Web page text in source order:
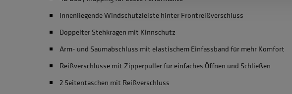
Innenliegende Windschutzleiste hinter Frontreißverschluss
Doppelter Stehkragen mit Kinnschutz
Arm- und Saumabschluss mit elastischem Einfassband für mehr Komfort
Reißverschlüsse mit Zipperpuller für einfaches Öffnen und Schließen
2 Seitentaschen mit Reißverschluss